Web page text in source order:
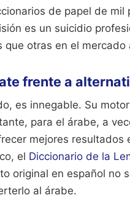
de papel de
es un suicidio
que otras en el mercado
frente a
es innegable. Su
para el árabe, a
mejores
el Diccionario de la
original en español no
al árabe.